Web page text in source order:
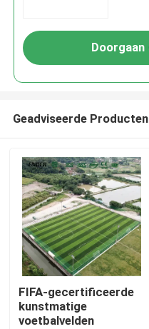
Doorgaan
Geadviseerde Producten
FIFA-gecertificeerde
kunstmatige
voetbalvelden